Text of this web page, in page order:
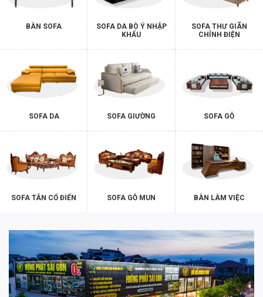
BÀN SOFA
SOFA DA BÒ Ý NHẬP
KHẨU
SOFA THƯ GIÃN
CHỈNH ĐIỆN
SOFA DA SOFA GIƯỜNG SOFA GỖ
SOFA TÂN CỔ ĐIỂN SOFA GỖ MUN BÀN LÀM VIỆC